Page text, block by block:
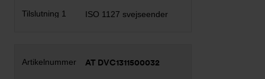
ISO 1127 svejseender
AT DVC1311500032